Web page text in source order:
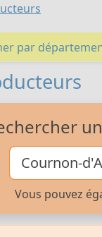
par
Vous pouvez